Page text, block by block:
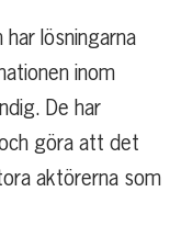
lösningarna
inom
De har
göra att det
aktörerna som